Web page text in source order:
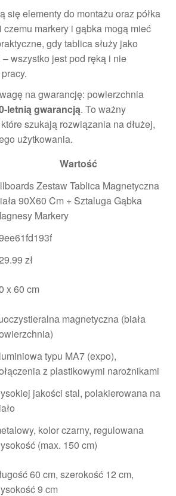
się elementy do montażu oraz półka
markery i gąbka mogą mieć
gdy tablica służy jako
wszystko jest pod ręką i nie
na gwarancję: powierzchnia
letnią gwarancją. To ważny
szukają rozwiązania na dłużej,
użytkowania.
Wartość
Zestaw Tablica Magnetyczna
90X60 Cm + Sztaluga Gąbka
Markery
zł
x 60 cm
magnetyczna (biała
typu MA7 (expo),
z plastikowymi narożnikami
jakości stal, polakierowana na
kolor czarny, regulowana
(max. 150 cm)
60 cm, szerokość 12 cm,
9 cm